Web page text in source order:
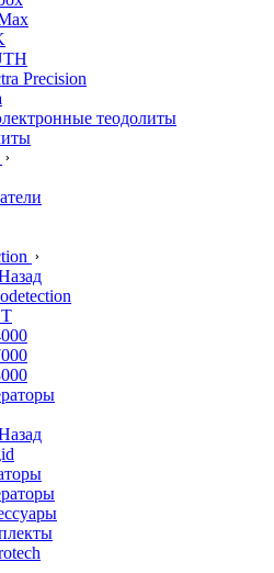
Precision
теодолиты